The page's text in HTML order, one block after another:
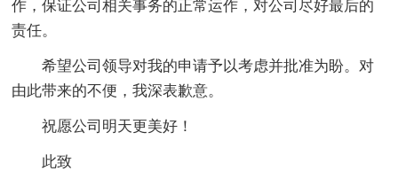
作，保证公司相关事务的正常运作，对公司尽好最后的
责任。
希望公司领导对我的申请予以考虑并批准为盼。对
由此带来的不便，我深表歉意。
祝愿公司明天更美好！
此致